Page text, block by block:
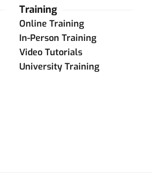
Training
Online Training
In-Person Training
Video Tutorials
University Training